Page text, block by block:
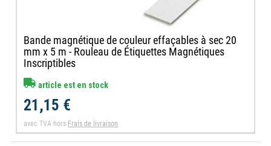
Bande magnétique de couleur effaçables à sec 20
mm x 5 m - Rouleau de Étiquettes Magnétiques
Inscriptibles
article est en stock
21,15 €
avec TVA hors Frais de livraison